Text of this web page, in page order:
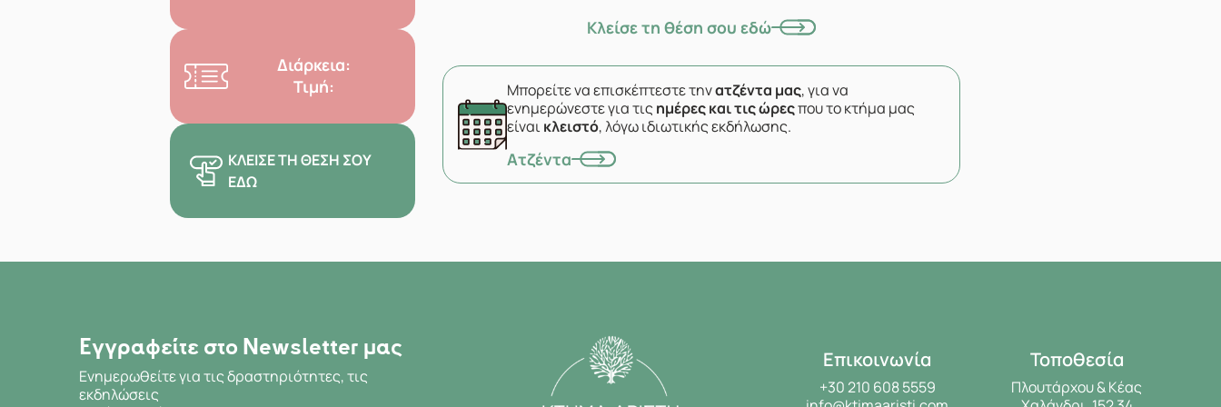
Διάρκεια:
Τιμή:
ΚΛΕΊΣΕ ΤΗ ΘΈΣΗ ΣΟΥ
ΕΔΏ
Κλείσε τη θέση σου εδώ
Μπορείτε να επισκέπτεστε τηνατζέντα μας, για να
ενημερώνεστε για τιςημέρες και τις ώρεςπου το κτήμα μας
είναικλειστό, λόγω ιδιωτικής εκδήλωσης.
Ατζέντα
Εγγραφείτε στο Newsletter μας
Ενημερωθείτε για τις δραστηριότητες, τις
εκδηλώσεις
Επικοινωνία
+30 210 608 5559
Τοποθεσία
Πλουτάρχου & Κέας